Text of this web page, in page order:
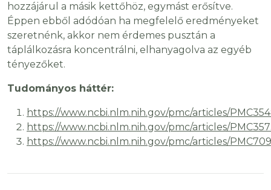
hozzájárul a másik kettőhöz, egymást erősítve.
Éppen ebből adódóan ha megfelelő eredményeket
szeretnénk, akkor nem érdemes pusztán a
táplálkozásra koncentrálni, elhanyagolva az egyéb
tényezőket.
Tudományos háttér:
https://www.ncbi.nlm.nih.gov/pmc/articles/
https://www.ncbi.nlm.nih.gov/pmc/articles/
https://www.ncbi.nlm.nih.gov/pmc/articles/